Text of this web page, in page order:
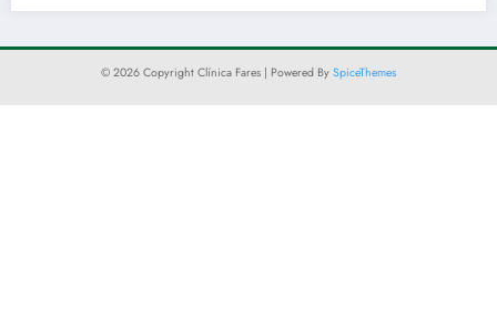
© 2026 Copyright Clínica Fares | Powered By SpiceThemes